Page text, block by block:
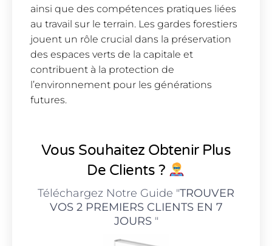
ainsi que des compétences pratiques liées
au travail sur le terrain. Les gardes forestiers
jouent un rôle crucial dans la préservation
des espaces verts de la capitale et
contribuent à la protection de
l’environnement pour les générations
futures.
Vous Souhaitez Obtenir Plus
De Clients ?
Téléchargez Notre Guide "TROUVER
VOS 2 PREMIERS CLIENTS EN 7
JOURS"